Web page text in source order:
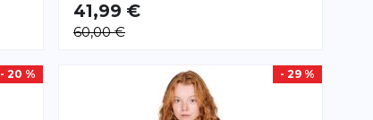
VERFÜGBAR
SLXL
41,99 €
60,00 €
- 20 % - 29 %